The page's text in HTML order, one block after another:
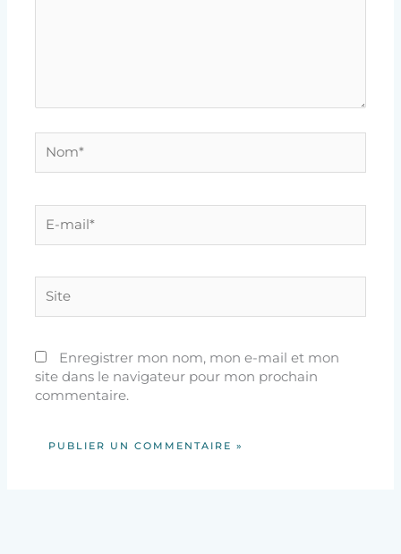
mail*
Enregistrer mon nom, mon e-mail et mon
site dans le navigateur pour mon prochain
commentaire.